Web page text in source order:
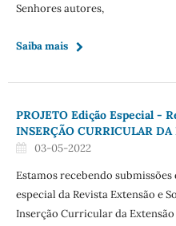
Senhores autores,
Saiba mais
PROJETO Edição Especial -
INSERÇÃO CURRICULAR DA
03-05-2022
Estamos recebendo
especial da Revista Extensão e
Inserção Curricular da